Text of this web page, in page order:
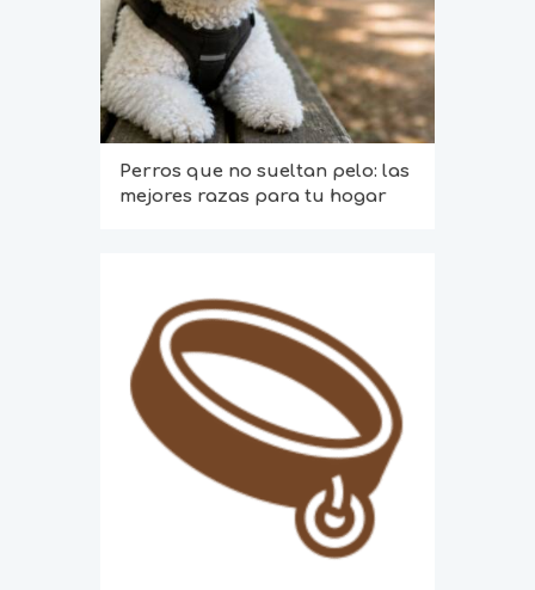
Perros que no sueltan pelo: las
mejores razas para tu hogar